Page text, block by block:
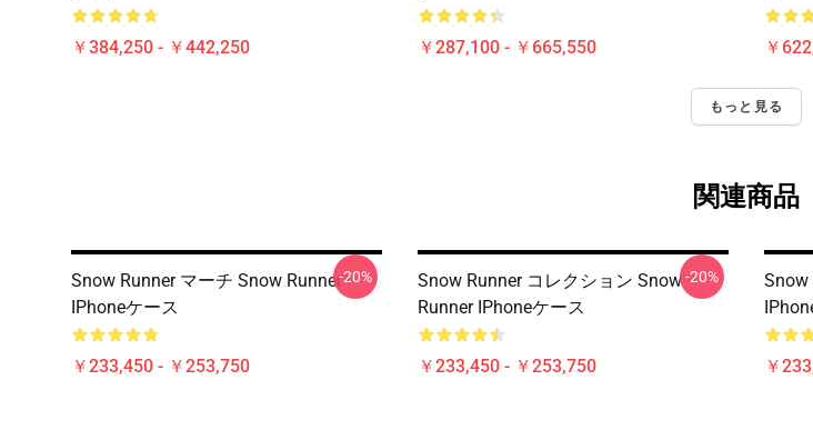
￥384,250 - ￥442,250 ￥287,100 - ￥665,550 ￥
もっと見る
関連商品
Snow Runner マーチ Snow Runner
IPhoneケース
￥233,450 - ￥253,750
-20%
Snow Runner コレクション Snow
Runner IPhoneケース
￥233,450 - ￥253,750
-20%
Snow
￥